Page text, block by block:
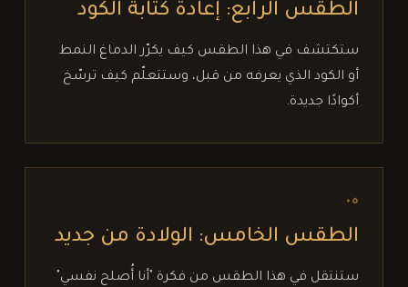
الطقس الرابع: إعادة كتابة الكود
ستكتشف في هذا الطقس كيف يكرّر الدماغ النمط
أو الكود الذي يعرفه من قبل، وستتعلّم كيف ترسّخ
أكوادًا جديدة.
٠٥
الطقس الخامس: الولادة من جديد
ستنتقل في هذا الطقس من فكرة "أنا أُصلح نفسي"